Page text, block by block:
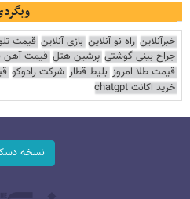
خبرآنلاین راه نو آنلاین بازی آنلاین قیمت
جراح بینی گوشتی پرشین هتل قیمت آهن
قیمت طلا امروز بلیط قطار شرکت رادوکو
خرید اکانت chatgpt
نسخه